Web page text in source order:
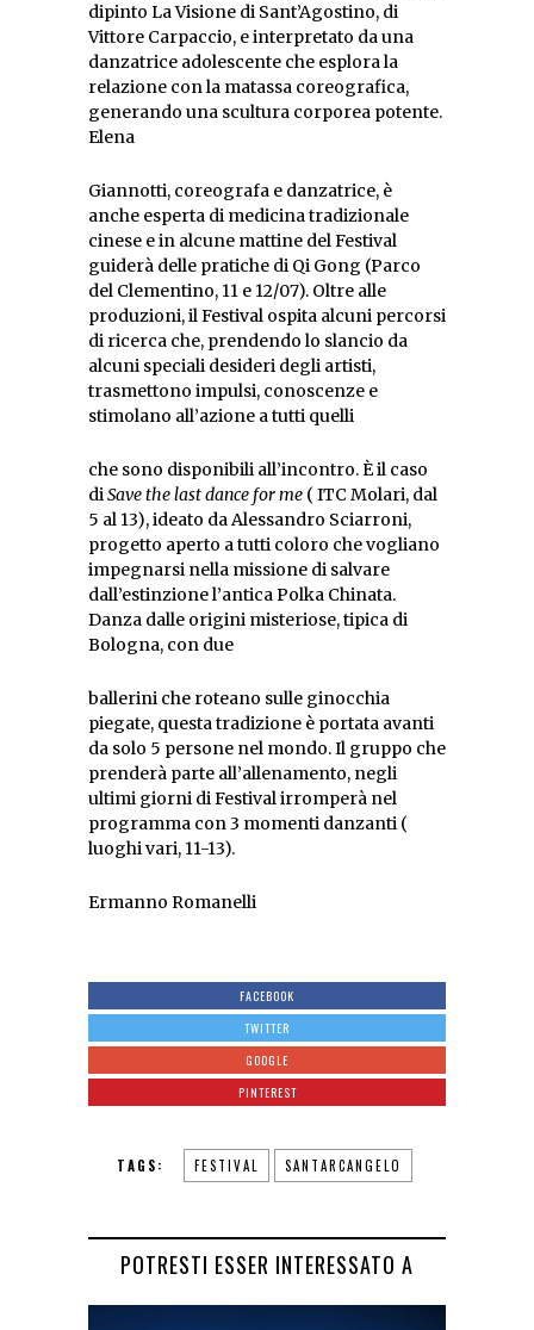
dipinto La Visione di Sant’Agostino, di
Vittore Carpaccio, e interpretato da una
danzatrice adolescente che esplora la
relazione con la matassa coreografica,
generando una scultura corporea potente.
Elena
Giannotti, coreografa e danzatrice, è
anche esperta di medicina tradizionale
cinese e in alcune mattine del Festival
guiderà delle pratiche di Qi Gong (Parco
del Clementino, 11 e 12/07). Oltre alle
produzioni, il Festival ospita alcuni percorsi
di ricerca che, prendendo lo slancio da
alcuni speciali desideri degli artisti,
trasmettono impulsi, conoscenze e
stimolano all’azione a tutti quelli
che sono disponibili all’incontro. È il caso
diSave the last dance for me ( ITC Molari, dal
5 al 13), ideato da Alessandro Sciarroni,
progetto aperto a tutti coloro che vogliano
impegnarsi nella missione di salvare
dall’estinzione l’antica Polka Chinata.
Danza dalle origini misteriose, tipica di
Bologna, con due
ballerini che roteano sulle ginocchia
piegate, questa tradizione è portata avanti
da solo 5 persone nel mondo. Il gruppo che
prenderà parte all’allenamento, negli
ultimi giorni di Festival irromperà nel
programma con 3 momenti danzanti (
luoghi vari, 11-13).
Ermanno Romanelli
FACEBOOK
TWITTER
GOOGLE
PINTEREST
TAGS: FESTIVAL SANTARCANGELO
POTRESTI ESSER INTERESSATO A